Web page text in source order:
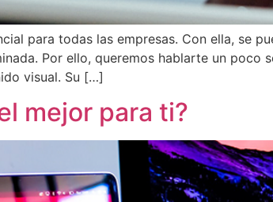
para todas las empresas. Con ella, se
Por ello, queremos hablarte un poco
visual. Su […]
mejor para ti?